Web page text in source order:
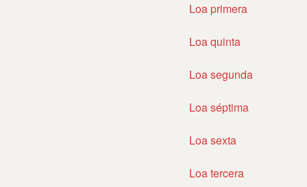
Loa primera
Loa quinta
Loa segunda
Loa séptima
Loa sexta
Loa tercera